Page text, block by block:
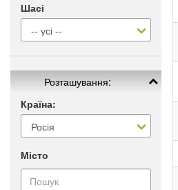
Шасі
Розташування:
Країна:
Місто